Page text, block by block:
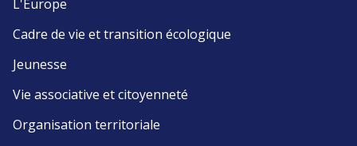
L'Europe
Cadre de vie et transition écologique
Jeunesse
Vie associative et citoyenneté
Organisation territoriale